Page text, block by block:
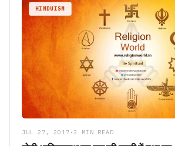
HINDUISM
JUL 27, 2017 • 3 MIN READ